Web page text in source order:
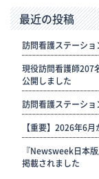
最近の投稿
訪問看護ステーシ
現役訪問看護師207
公開しました
訪問看護ステーシ
【重要】2026年6
『Newsweek日本
掲載されました